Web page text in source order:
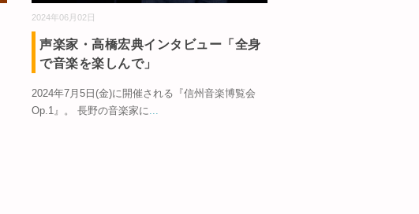
2024年06月02日
声楽家・高橋宏典インタビュー「全身
で音楽を楽しんで」
2024年7月5日(金)に開催される『信州音楽博覧会
Op.1』。 長野の音楽家に